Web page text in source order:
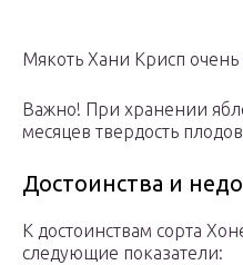
Мякоть Хани Крисп очень
Важно! При хранении
месяцев твердость
Достоинства и
К достоинствам сорта
следующие показатели: